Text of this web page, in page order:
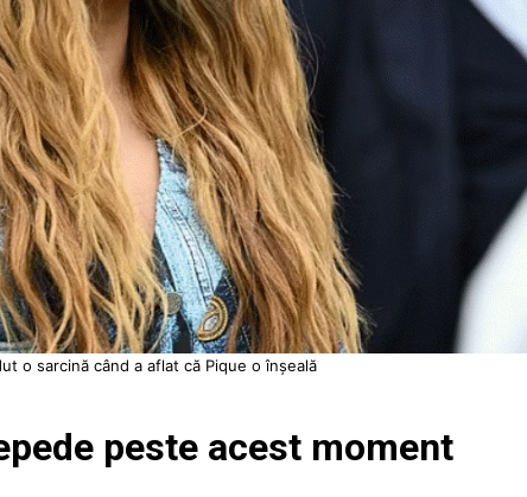
o sarcină când a aflat că Pique o înșeală
peste acest moment